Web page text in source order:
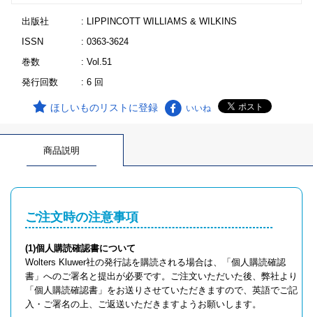
出版社
: LIPPINCOTT WILLIAMS & WILKINS
ISSN
: 0363-3624
巻数
: Vol.51
発行回数
: 6 回
ほしいものリストに登録 いいね
商品説明
ご注文時の注意事項
(1)個人購読確認書について
Wolters Kluwer社の発行誌を購読される場合は、「個人購読確認
書」へのご署名と提出が必要です。ご注文いただいた後、弊社より
「個人購読確認書」をお送りさせていただきますので、英語でご記
入・ご署名の上、ご返送いただきますようお願いします。